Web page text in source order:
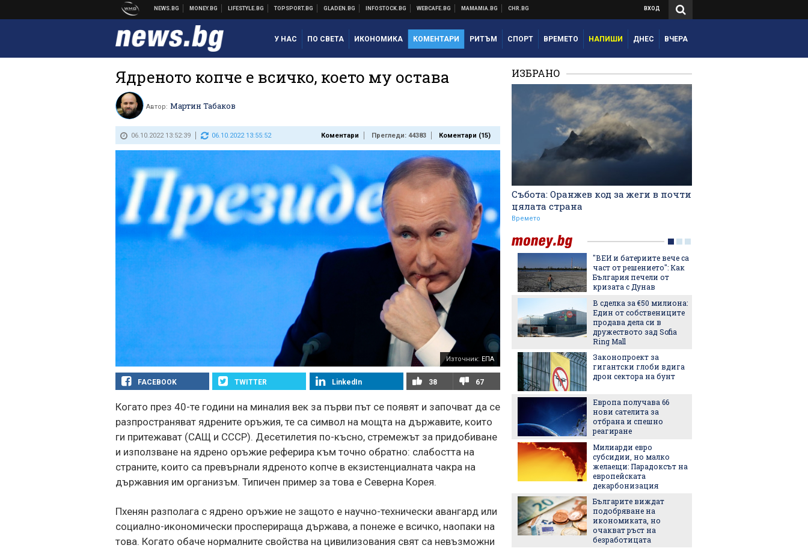
ВХОД
У НАС ПО СВЕТА ИКОНОМИКА КОМЕНТАРИ РИТЪМ СПОРТ ВРЕМЕТО НАПИШИ ДНЕС ВЧЕРА
Ядреното копче е всичко, което му остава
Автор: Мартин Табаков
06.10.2022 13:52:39 06.10.2022 13:55:52 Коментари Прегледи: 44383 Коментари (15)
Източник: ЕПА
FACEBOOK TWITTER LinkedIn 38 67
Когато през 40-те години на миналия век за първи път се появят и започват да се
разпространяват ядрените оръжия, те са символ на мощта на държавите, които
ги притежават (САЩ и СССР). Десетилетия по-късно, стремежът за придобиване
и използване на ядрено оръжие реферира към точно обратно: слабостта на
страните, които са превърнали ядреното копче в екзистенциалната чакра на
държавния им организъм. Типичен пример за това е Северна Корея.
Пхенян разполага с ядрено оръжие не защото е научно-технически авангард или
социално-икономически просперираща държава, а понеже е всичко, наопаки на
това. Когато обаче нормалните свойства на цивилизования свят са невъзможни
ИЗБРАНО
Събота: Оранжев код за жеги в почти
цялата страна
Времето
Никола Цолов: Гледам
напред с увереност
Манчестър Сити иска 80
милиона за Родри
Аржентина изрази
подкрепата си за Джани
Инфантино
Формула 1 планира
спринтовите
състезания през 2027
Леонардо Бонучи ще
бъде част от екипа на
италианския
Бурас
"ВЕИ и батериите вече са
част от решението": Как
България печели от
кризата с Дунав
В сделка за €50 милиона:
Един от собствениците
продава дела си в
дружеството зад Sofia
Ring Mall
Законопроект за
гигантски глоби вдига
дрон сектора на бунт
Европа получава 66
нови сателита за
отбрана и спешно
реагиране
Милиарди евро
субсидии, но малко
желаещи: Парадоксът на
европейската
декарбонизация
Българите виждат
подобряване на
икономиката, но
очакват ръст на
безработицата